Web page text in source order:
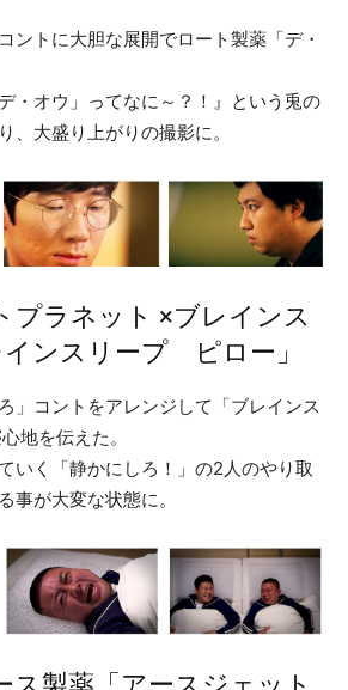
ントに大胆な展開でロート製薬「デ・
・オウ」ってなに～？！』という兎の
、大盛り上がりの撮影に。
プラネット ×ブレインス
インスリープ ピロー」
」コントをアレンジして「ブレインス
地を伝えた。
いく「静かにしろ！」の2人のやり取
事が大変な状態に。